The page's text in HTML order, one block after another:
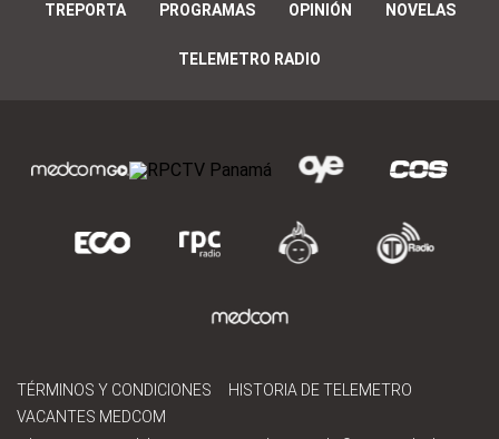
TREPORTA PROGRAMAS OPINIÓN NOVELAS
TELEMETRO RADIO
TÉRMINOS Y CONDICIONES
HISTORIA DE TELEMETRO
VACANTES MEDCOM